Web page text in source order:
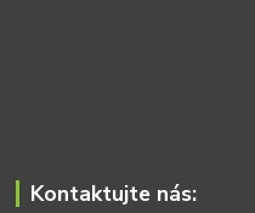
Kontaktujte nás: